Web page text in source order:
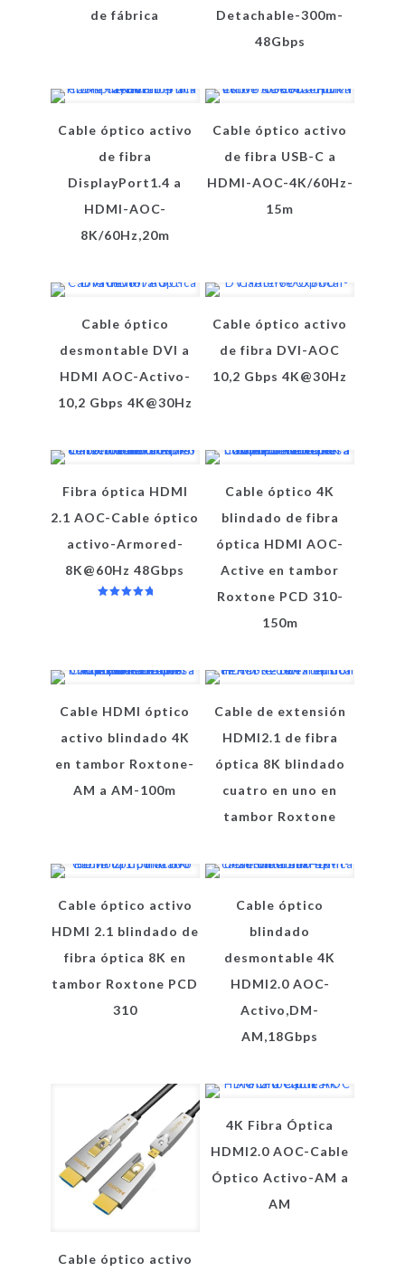
de fábrica
Detachable-300m-
48Gbps
Cable óptico activo
de fibra
DisplayPort1.4 a
HDMI-AOC-
8K/60Hz,20m
Cable óptico activo
de fibra USB-C a
HDMI-AOC-4K/60Hz-
15m
Cable óptico
desmontable DVI a
HDMI AOC-Activo-
10,2 Gbps 4K@30Hz
Cable óptico activo
de fibra DVI-AOC
10,2 Gbps 4K@30Hz
Fibra óptica HDMI
2.1 AOC-Cable óptico
activo-Armored-
8K@60Hz 48Gbps
Cable óptico 4K
blindado de fibra
óptica HDMI AOC-
Active en tambor
Roxtone PCD 310-
150m
Cable HDMI óptico
activo blindado 4K
en tambor Roxtone-
AM a AM-100m
Cable de extensión
HDMI2.1 de fibra
óptica 8K blindado
cuatro en uno en
tambor Roxtone
Cable óptico activo
HDMI 2.1 blindado de
fibra óptica 8K en
tambor Roxtone PCD
310
Cable óptico
blindado
desmontable 4K
HDMI2.0 AOC-
Activo,DM-
AM,18Gbps
Cable óptico activo
4K Fibra Óptica
HDMI2.0 AOC-Cable
Óptico Activo-AM a
AM